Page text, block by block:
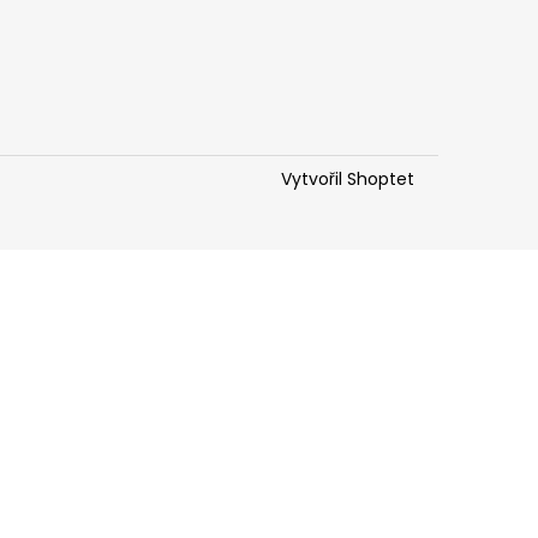
Vytvořil Shoptet